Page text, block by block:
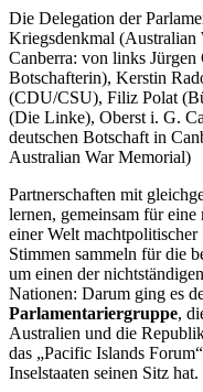
Die Delegation der
Kriegsdenkmal
Canberra: von links
Botschafterin), Kerstin
(CDU/CSU), Filiz Polat
(Die Linke), Oberst i. G.
deutschen Botschaft in
Australian War Memorial)
Partnerschaften mit
lernen, gemeinsam für
einer Welt
Stimmen sammeln für die
um einen der
Nationen: Darum ging es
Parlamentariergruppe,
Australien und die
das „Pacific Islands
Inselstaaten seinen Sitz hat.